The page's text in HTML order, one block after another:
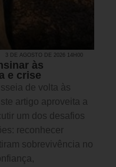
3 DE AGOSTO DE 2026 14H00
às
e crise
de volta às
artigo aproveita a
um dos desafios
reconhecer
sobrevivência no